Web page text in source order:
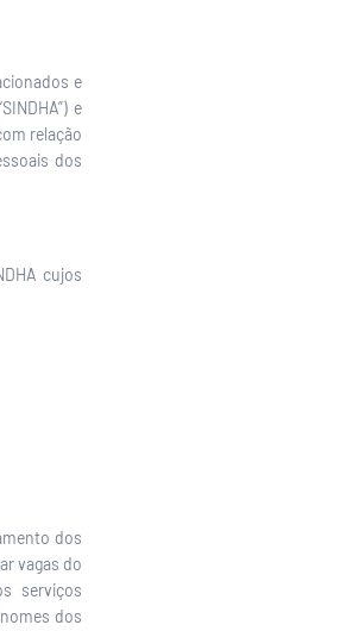
e
e
relação
dos
cujos
dos
vagas do
serviços
dos